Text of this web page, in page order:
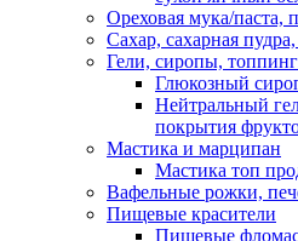
Ореховая мука/паста,
Сахар, сахарная
Гели, сиропы,
Глюкозный
Нейтральный
покрытия
Мастика и марципан
Мастика топ
Вафельные рожки,
Пищевые красители
Пищевые